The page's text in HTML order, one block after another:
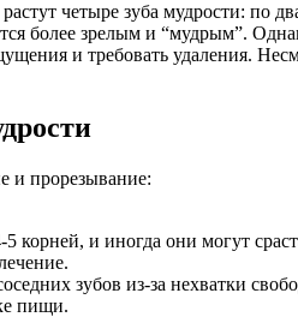
четыре зуба мудрости: по
более зрелым и “мудрым”.
и требовать удаления.
и прорезывание:
и иногда они могут
зубов из-за нехватки
пищи.